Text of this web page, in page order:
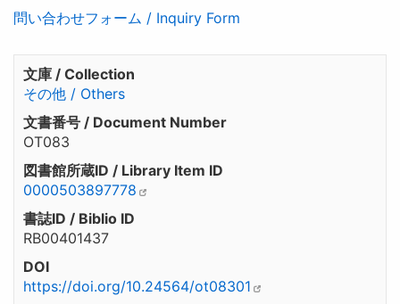
問い合わせフォーム / Inquiry Form
文庫 / Collection
その他 / Others
文書番号 / Document Number
OT083
図書館所蔵ID / Library Item ID
0000503897778
書誌ID / Biblio ID
RB00401437
DOI
https://doi.org/10.24564/ot08301